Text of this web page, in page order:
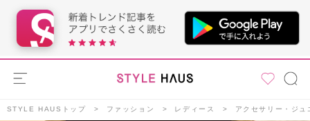
STYLE HAUSトップ ファッション レディース アクセサリー・ジュ